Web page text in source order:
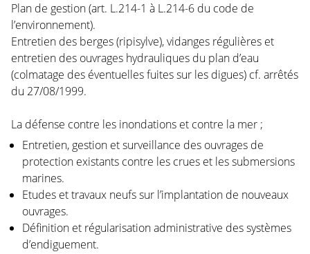
Plan de gestion (art. L.214-1 à L.214-6 du code de
l’environnement).
Entretien des berges (ripisylve), vidanges régulières et
entretien des ouvrages hydrauliques du plan d’eau
(colmatage des éventuelles fuites sur les digues) cf. arrêtés
du 27/08/1999.
La défense contre les inondations et contre la mer ;
Entretien, gestion et surveillance des ouvrages de
protection existants contre les crues et les submersions
marines.
Etudes et travaux neufs sur l’implantation de nouveaux
ouvrages.
Définition et régularisation administrative des systèmes
d’endiguement.